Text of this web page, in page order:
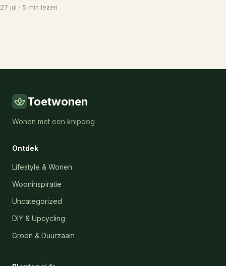
27 jul · 5 min lezen
Toetwonen
Wonen met een knipoog
Ontdek
Lifestyle & Wonen
Wooninspiratie
Uncategorized
DIY & Upcycling
Groen & Duurzaam